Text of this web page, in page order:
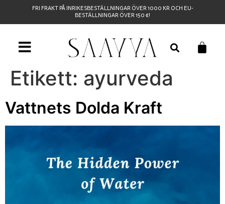
FRI FRAKT PÅ INRIKESBESTÄLLNINGAR ÖVER 1000 KR OCH EU-
BESTÄLLNINGAR ÖVER 150 €!
Etikett: ayurveda
Vattnets Dolda Kraft